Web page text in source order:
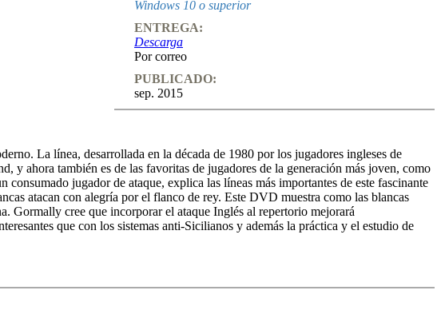
Windows 10 o superior
ENTREGA:
Descarga
Por correo
PUBLICADO:
sep. 2015
La línea, desarrollada en la década de 1980 por los jugadores ingleses de
ahora también es de las favoritas de jugadores de la generación más joven, como
jugador de ataque, explica las líneas más importantes de este fascinante
atacan con alegría por el flanco de rey. Este DVD muestra como las blancas
Gormally cree que incorporar el ataque Inglés al repertorio mejorará
que con los sistemas anti-Sicilianos y además la práctica y el estudio de